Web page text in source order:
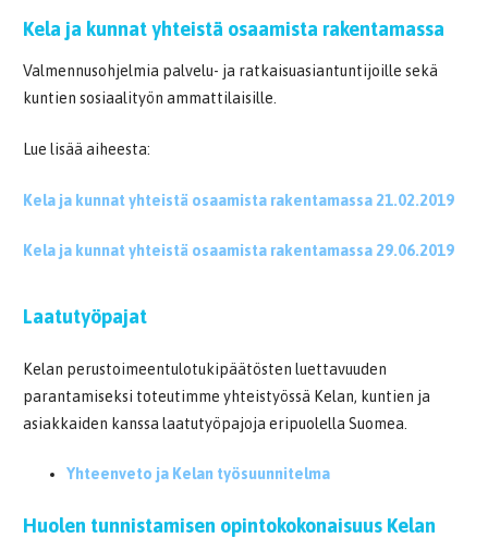
Kela ja kunnat yhteistä osaamista rakentamassa
Valmennusohjelmia palvelu- ja ratkaisuasiantuntijoille sekä
kuntien sosiaalityön ammattilaisille.
Lue lisää aiheesta:
Kela ja kunnat yhteistä osaamista rakentamassa 21.02.2019
Kela ja kunnat yhteistä osaamista rakentamassa 29.06.2019
Laatutyöpajat
Kelan perustoimeentulotukipäätösten luettavuuden
parantamiseksi toteutimme yhteistyössä Kelan, kuntien ja
asiakkaiden kanssa laatutyöpajoja eripuolella Suomea.
Yhteenveto ja Kelan työsuunnitelma
Huolen tunnistamisen opintokokonaisuus Kelan